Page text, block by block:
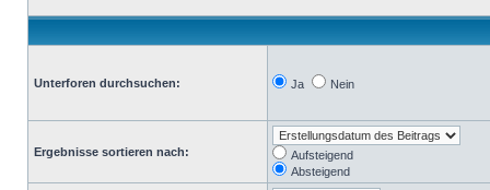
Unterforen durchsuchen: Ja Nein
Ergebnisse sortieren nach:
Aufsteigend
Absteigend